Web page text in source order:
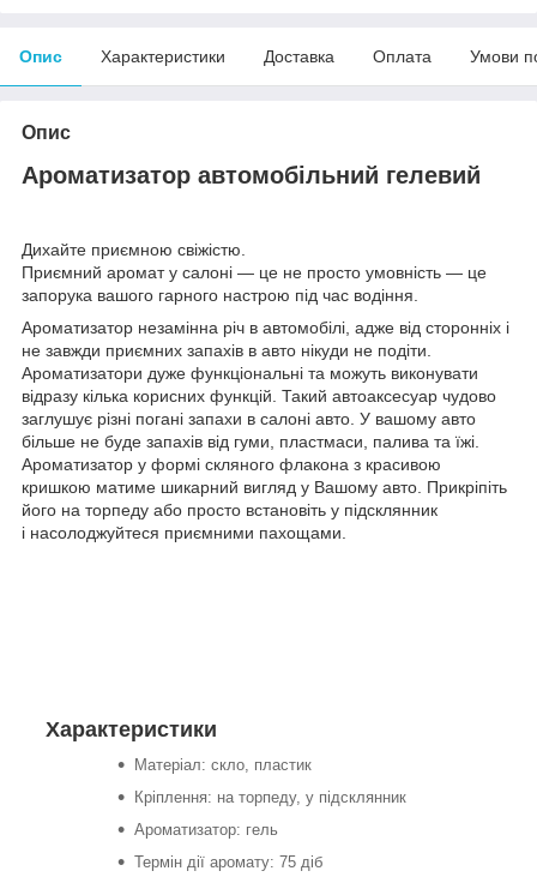
Опис Характеристики Доставка Оплата Умови
Опис
Ароматизатор автомобільний гелевий
Дихайте приємною свіжістю.
Приємний аромат у салоні — це не просто умовність — це
запорука вашого гарного настрою під час водіння.
Ароматизатор незамінна річ в автомобілі, адже від сторонніх і
не завжди приємних запахів в авто нікуди не подіти.
Ароматизатори дуже функціональні та можуть виконувати
відразу кілька корисних функцій. Такий автоаксесуар чудово
заглушує різні погані запахи в салоні авто. У вашому авто
більше не буде запахів від гуми, пластмаси, палива та їжі.
Ароматизатор у формі скляного флакона з красивою
кришкою матиме шикарний вигляд у Вашому авто. Прикріпіть
його на торпеду або просто встановіть у підсклянник
і насолоджуйтеся приємними пахощами.
Характеристики
Матеріал: скло, пластик
Кріплення: на торпеду, у підсклянник
Ароматизатор: гель
Термін дії аромату: 75 діб